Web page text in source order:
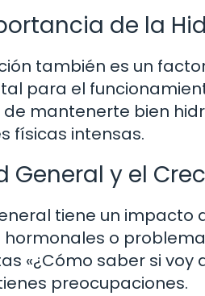
de la
también es un
para el
mantenerte bien
físicas intensas.
General y el
tiene un impacto
o
«¿Cómo saber si voy
preocupaciones.